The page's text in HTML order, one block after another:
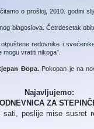
o prošloj, 2010. godini
blagoslova. Četrdesetak
redovnike i
vratiti nikoga”.
Đopa.Pokopan je na
Najavljujemo:
ZA
poslije mise susret